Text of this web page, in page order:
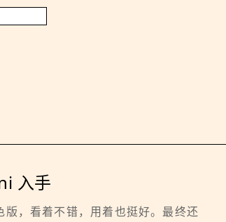
入手
，看着不错，用着也挺好。最终还